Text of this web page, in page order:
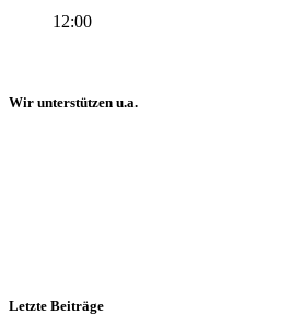
12:00
Wir unterstützen u.a.
Letzte Beiträge